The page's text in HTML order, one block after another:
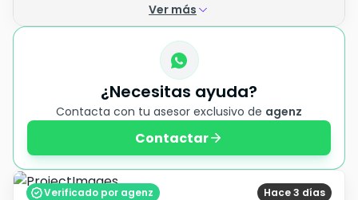
Ver más
¿Necesitas ayuda?
Contacta con tu asesor exclusivo de agenz
Contactar
Hace 3 días
Verificado por agenz